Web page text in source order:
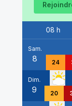
Date
08 h
Sam.
8 24
Dim.
9 20